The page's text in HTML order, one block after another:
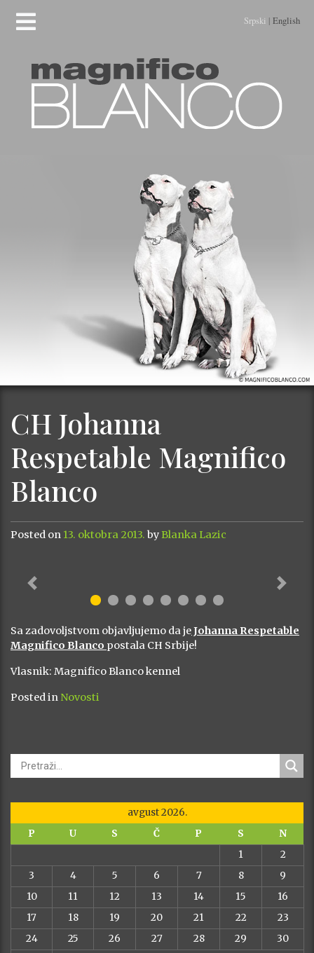
Srpski | English
CH Johanna
Respetable Magnifico
Blanco
Posted on 13. oktobra 2013. by Blanka Lazic
Previous Next
Sa zadovoljstvom objavljujemo da jeJohanna Respetable
Magnifico Blanco postala CH Srbije!
Vlasnik: Magnifico Blanco kennel
Posted in Novosti
avgust 2026.
P
U S Č P S
N
1
2
3
4 5 6 7 8
9
10
11 12 13 14 15
16
17
18 19 20 21 22
23
24
25 26 27 28 29
30